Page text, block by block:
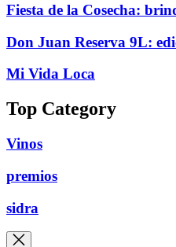
Fiesta de la Cosecha:
Don Juan Reserva 9L:
Mi Vida Loca
Top Category
Vinos
premios
sidra